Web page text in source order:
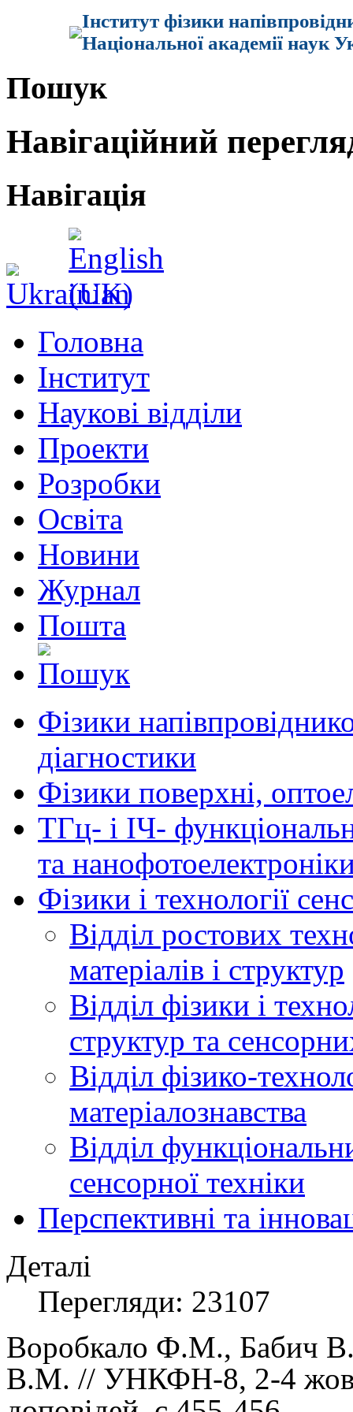
Інститут фізики
Національної академії наук
Пошук
Навігаційний
Навігація
Головна
Інститут
Наукові відділи
Проекти
Розробки
Освіта
Новини
Журнал
Пошта
Фізики
діагностики
Фізики поверхні,
ТГц- і ІЧ-
та
Фізики і технології
Відділ ростових
матеріалів і структур
Відділ фізики і
структур та
Відділ фізико-
матеріалознавства
Відділ
сенсорної техніки
Перспективні та
Деталі
Перегляди: 23107
Воробкало Ф.М., Бабич
В.М. // УНКФН-8, 2-4